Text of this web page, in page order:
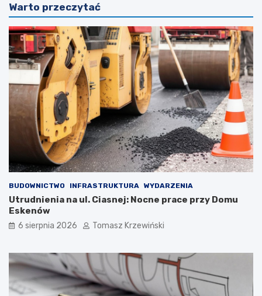
Warto przeczytać
BUDOWNICTWO INFRASTRUKTURA WYDARZENIA
Utrudnienia na ul. Ciasnej: Nocne prace przy Domu
Eskenów
6 sierpnia 2026 Tomasz Krzewiński